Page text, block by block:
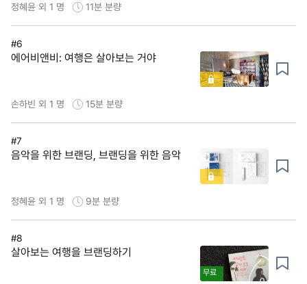
정혜윤 외 1 명 11분 분량
#6
에어비앤비: 여행은 살아보는 거야
손하빈 외 1 명 15분 분량
#7
음악을 위한 브랜딩, 브랜딩을 위한 음악
정혜윤 외 1 명 9분 분량
#8
살아보는 여행을 브랜딩하기
무료